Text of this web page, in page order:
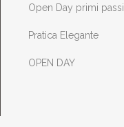
Open Day primi passi
Pratica Elegante
OPEN DAY